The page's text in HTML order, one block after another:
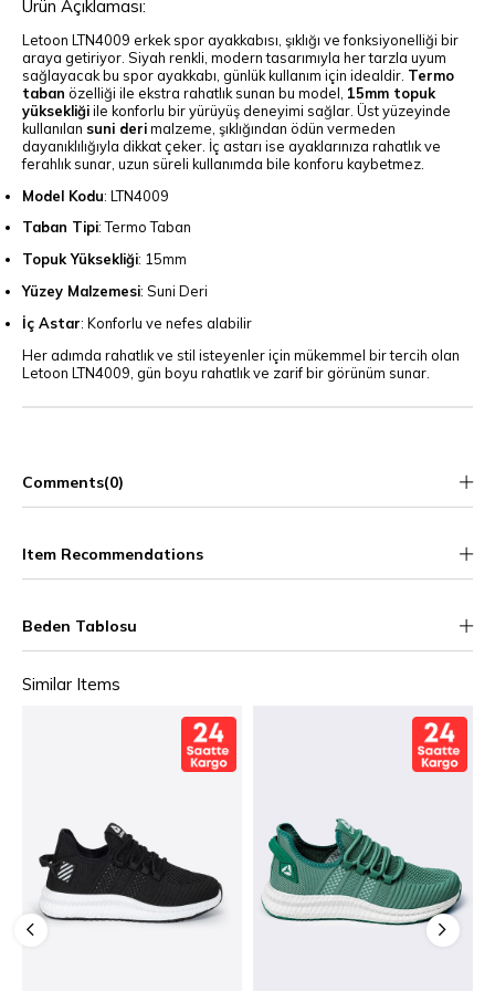
Ürün Açıklaması:
Letoon LTN4009 erkek spor ayakkabısı, şıklığı ve fonksiyonelliği bir
araya getiriyor. Siyah renkli, modern tasarımıyla her tarzla uyum
sağlayacak bu spor ayakkabı, günlük kullanım için idealdir. Termo
taban özelliği ile ekstra rahatlık sunan bu model, 15mm topuk
yüksekliğiile konforlu bir yürüyüş deneyimi sağlar. Üst yüzeyinde
kullanılan suni derimalzeme, şıklığından ödün vermeden
dayanıklılığıyla dikkat çeker. İç astarı ise ayaklarınıza rahatlık ve
ferahlık sunar, uzun süreli kullanımda bile konforu kaybetmez.
Model Kodu: LTN4009
Taban Tipi: Termo Taban
Topuk Yüksekliği: 15mm
Yüzey Malzemesi: Suni Deri
İç Astar: Konforlu ve nefes alabilir
Her adımda rahatlık ve stil isteyenler için mükemmel bir tercih olan
Letoon LTN4009, gün boyu rahatlık ve zarif bir görünüm sunar.
Comments(0)
Item Recommendations
Beden Tablosu
Similar Items